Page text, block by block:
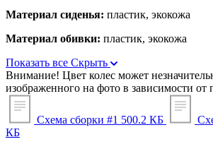
Материал сиденья: пластик, экокожа
Материал обивки: пластик, экокожа
Показать все Скрыть
Внимание! Цвет колес может
изображенного на фото в зависимости от
Схема сборки #1 500.2 КБ
КБ